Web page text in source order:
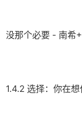
没那个必要 - 南希
1.4.2 选择：你在想